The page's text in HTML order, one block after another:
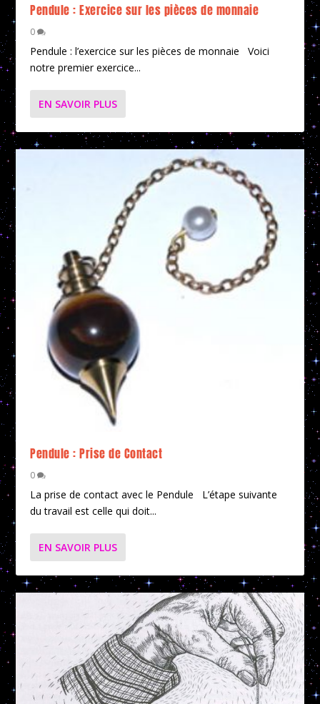
Pendule : Exercice sur les pièces de monnaie
0
Pendule : l’exercice sur les pièces de monnaie Voici
notre premier exercice...
EN SAVOIR PLUS
Pendule : Prise de Contact
0
La prise de contact avec le Pendule L’étape suivante
du travail est celle qui doit...
EN SAVOIR PLUS